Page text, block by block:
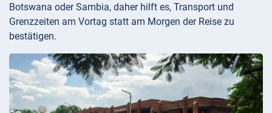
Botswana oder Sambia, daher hilft es, Transport und
Grenzzeiten am Vortag statt am Morgen der Reise zu
bestätigen.